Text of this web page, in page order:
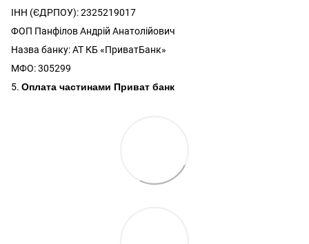
ІНН (ЄДРПОУ): 2325219017
ФОП Панфілов Андрій Анатолійович
Назва банку: АТ КБ «ПриватБанк»
МФО: 305299
5. Оплата частинами Приват банк